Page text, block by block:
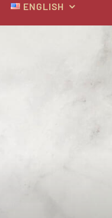
ENGLISH